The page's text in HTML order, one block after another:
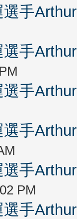
選手
選手
選手
選手
選手
PM
選手